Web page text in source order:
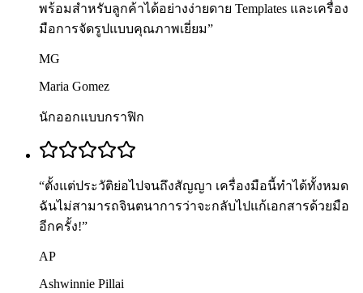
พร้อมสำหรับลูกค้าได้อย่างง่ายดาย Templates และเครื่อง
มือการจัดรูปแบบคุณภาพเยี่ยม”
MG
Maria Gomez
นักออกแบบกราฟิก
“ตั้งแต่ประวัติย่อไปจนถึงสัญญา เครื่องมือนี้ทำได้ทั้งหมด
ฉันไม่สามารถจินตนาการว่าจะกลับไปแก้เอกสารด้วยมือ
อีกครั้ง!”
AP
Ashwinnie Pillai